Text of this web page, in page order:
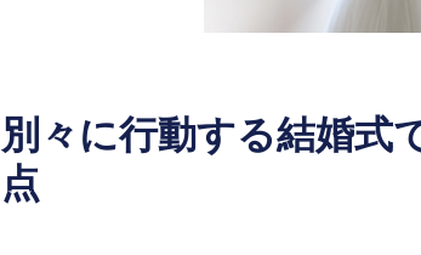
別々に行動する結婚式
点